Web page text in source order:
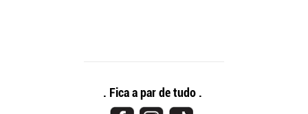
. Fica a par de tudo .